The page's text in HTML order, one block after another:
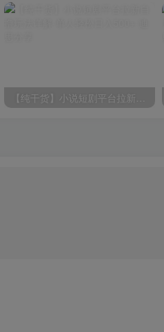
【纯干货】小说短剧平台拉新自撸玩法详解-单人轻松日入500+